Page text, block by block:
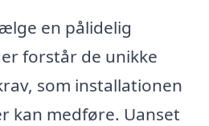
en pålidelig
forstår de unikke
som installationen
kan medføre. Uanset